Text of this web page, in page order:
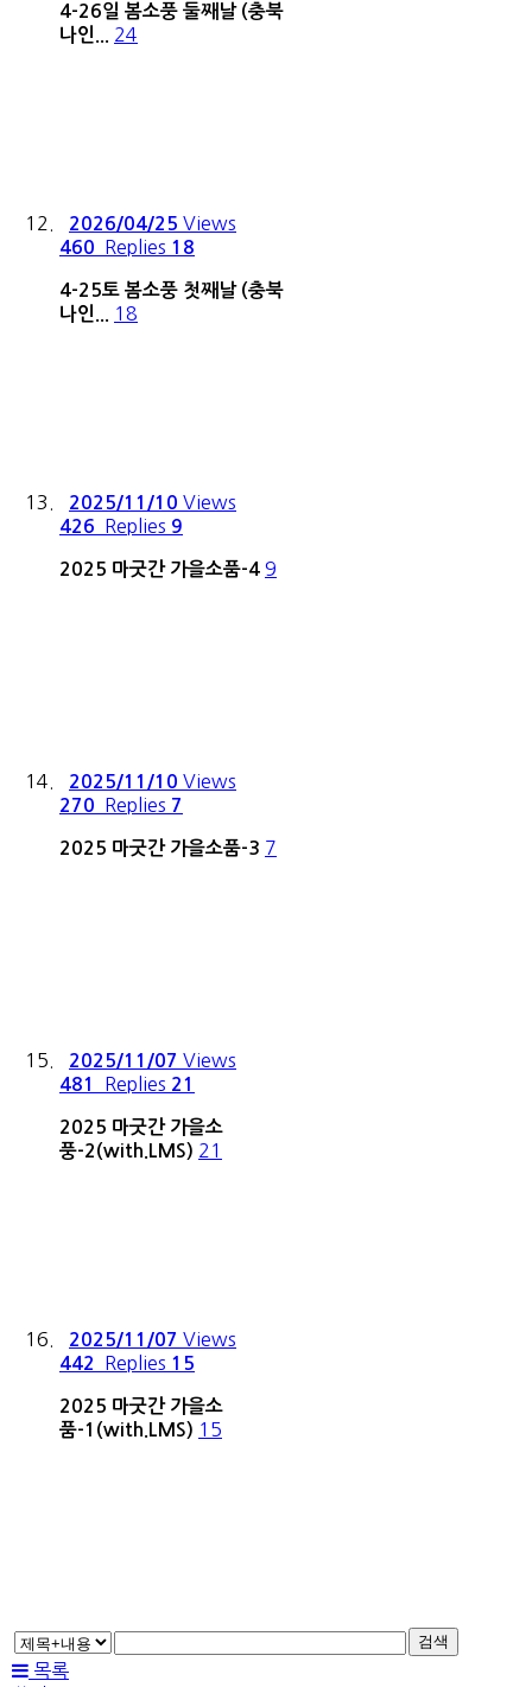
4-26일 봄소풍 둘째날 (충북
나인...
24
2026/04/25 Views
460 Replies 18
4-25토 봄소풍 첫째날 (충북
나인...
18
2025/11/10 Views
426 Replies 9
2025 마굿간 가을소품-4 9
2025/11/10 Views
270 Replies 7
2025 마굿간 가을소품-3 7
2025/11/07 Views
481 Replies 21
2025 마굿간 가을소
풍-2(with.LMS) 21
2025/11/07 Views
442 Replies 15
2025 마굿간 가을소
품-1(with.LMS) 15
검색
목록